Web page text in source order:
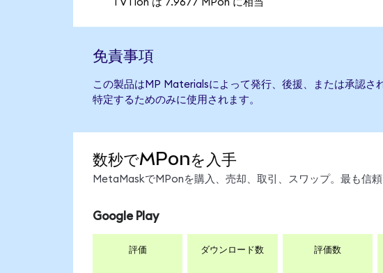
1 VTIon は 7.9677 MPon に相当
免責事項
この製品はMP Materialsによって発行、後援、または承認
特定するためのみに使用されます。
数秒でMPonを入手
MetaMaskでMPonを購入、売却、取引、スワップ。最も信頼
Google Play
評価 ダウンロード数 評価数